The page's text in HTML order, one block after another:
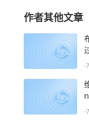
作者其他文章
-
-